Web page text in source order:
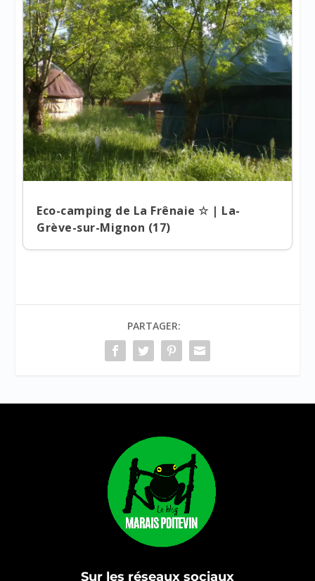
Eco-camping de La Frênaie ☆ | La-
Grève-sur-Mignon (17)
PARTAGER:
Sur les réseaux sociaux